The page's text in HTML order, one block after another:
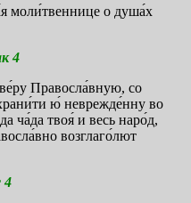
моли́твеннице о душа́х
4
Правосла́вную, со
ю́ неврежде́нну во
ча́да твоя́ и весь наро́д,
возглаго́лют
4